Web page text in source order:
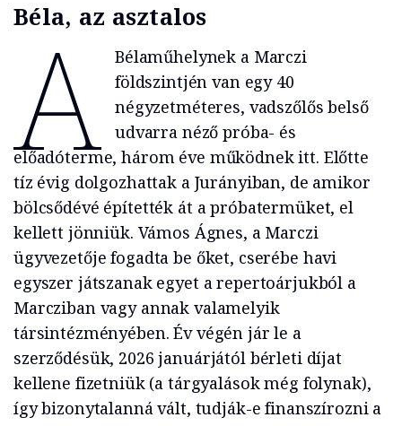
Béla, az asztalos
A
Bélaműhelynek a Marczi
földszintjén van egy 40
négyzetméteres, vadszőlős belső
udvarra néző próba- és
előadóterme, három éve működnek itt. Előtte
tíz évig dolgozhattak a Jurányiban, de amikor
bölcsődévé építették át a próbatermüket, el
kellett jönniük. Vámos Ágnes, a Marczi
ügyvezetője fogadta be őket, cserébe havi
egyszer játszanak egyet a repertoárjukból a
Marcziban vagy annak valamelyik
társintézményében. Év végén jár le a
szerződésük, 2026 januárjától bérleti díjat
kellene fizetniük (a tárgyalások még folynak),
így bizonytalanná vált, tudják-e finanszírozni a